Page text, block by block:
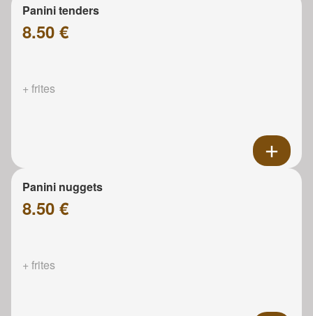
Panini tenders
8.50 €
+ frites
Panini nuggets
8.50 €
+ frites